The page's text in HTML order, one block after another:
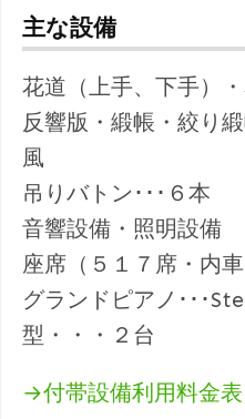
主な設備
花道（上手、下手）
反響版・緞帳・絞り
風
吊りバトン･･･６本
音響設備・照明設備
座席（５１７席・内
グランドピアノ･･･
型・・・２台
→付帯設備利用料金表